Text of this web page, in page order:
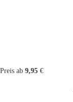
Preis ab 9,95 €